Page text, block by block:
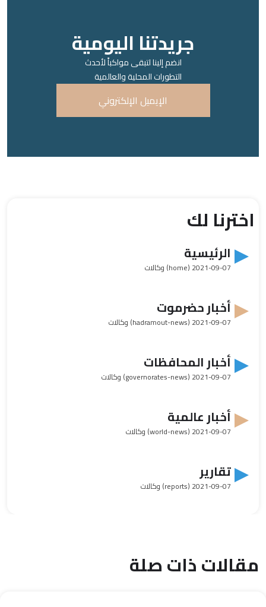
جريدتنا اليومية
انضم إلينا لتبقى مواكباً لأحدث
التطورات المحلية والعالمية
الإيميل الإلكتروني
اخترنا لك
الرئيسية
2021-09-07 (home) وكالات
أخبار حضرموت
2021-09-07 (hadramout-news) وكالات
أخبار المحافظات
2021-09-07 (governorates-news) وكالات
أخبار عالمية
2021-09-07 (world-news) وكالات
تقارير
2021-09-07 (reports) وكالات
مقالات ذات صلة